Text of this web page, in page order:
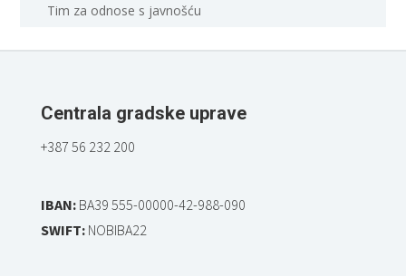
Tim za odnose s javnošću
Centrala gradske uprave
+387 56 232 200
IBAN:BA39 555-00000-42-988-090
SWIFT:NOBIBA22